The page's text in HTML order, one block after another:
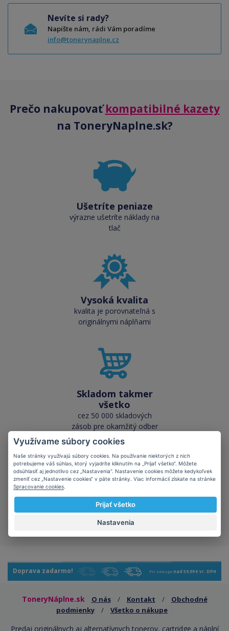
Nevíte si rady?
Napište nám, rádi Vám poradíme
info@tonerynaplne.cz
Prečo nakupovaťkompatibilné kazety
na ToneryNaplne.sk?
Ušetríte peniaze
výrazne ušetríte náklady na
tlač
Vysoká kvalita
kvalita je porovnateľná s
originálnymi náplňami
Skladom takmer
všetko
cez 50 000 skladových
zásob pre okamžitý odber
Šetríte planétu
kompatibilné kazety majú
kladný vplyv na ekológiu
Doprava zadarmo! Pri nákupe nad 59,99 € vr. DPH
ToneryNáplne.sk O nás / Kontakt /
Obchodné
podmienky
/ Všetko o nákupe
Predaj originálnych aj alternatívnych tonerov, cartridge a náplní
Využívame súbory cookies
Naše stránky využívajú súbory cookies. Na používanie niektorých z nich
potrebujeme váš súhlas, ktorý vyjadríte kliknutím na „Prijať všetko“. Môžete
odsúhlasiť aj jednotlivo cez „Nastavenia“. Nastavenie cookies môžete kedykoľvek
zmeniť cez „Nastavenie cookies“ v päte stránky. Viac informácií získate na stránke
Spracovanie cookies.
Prijať všetko
Nastavenia